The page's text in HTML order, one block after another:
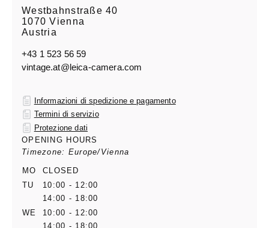
Westbahnstraße 40
1070 Vienna
Austria
+43 1 523 56 59
vintage.at@leica-camera.com
Informazioni di spedizione e pagamento
Termini di servizio
Protezione dati
OPENING HOURS
Timezone: Europe/Vienna
MO
CLOSED
TU
10:00 - 12:00
14:00 - 18:00
WE
10:00 - 12:00
14:00 - 18:00